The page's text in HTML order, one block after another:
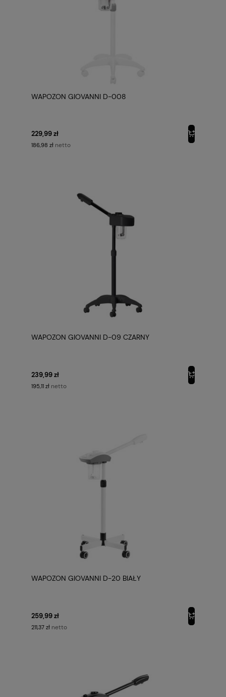
WAPOZON GIOVANNI D-008
229,99 zł
186,98 zł netto
WAPOZON GIOVANNI D-09 CZARNY
239,99 zł
195,11 zł netto
WAPOZON GIOVANNI D-20 BIAŁY
259,99 zł
211,37 zł netto